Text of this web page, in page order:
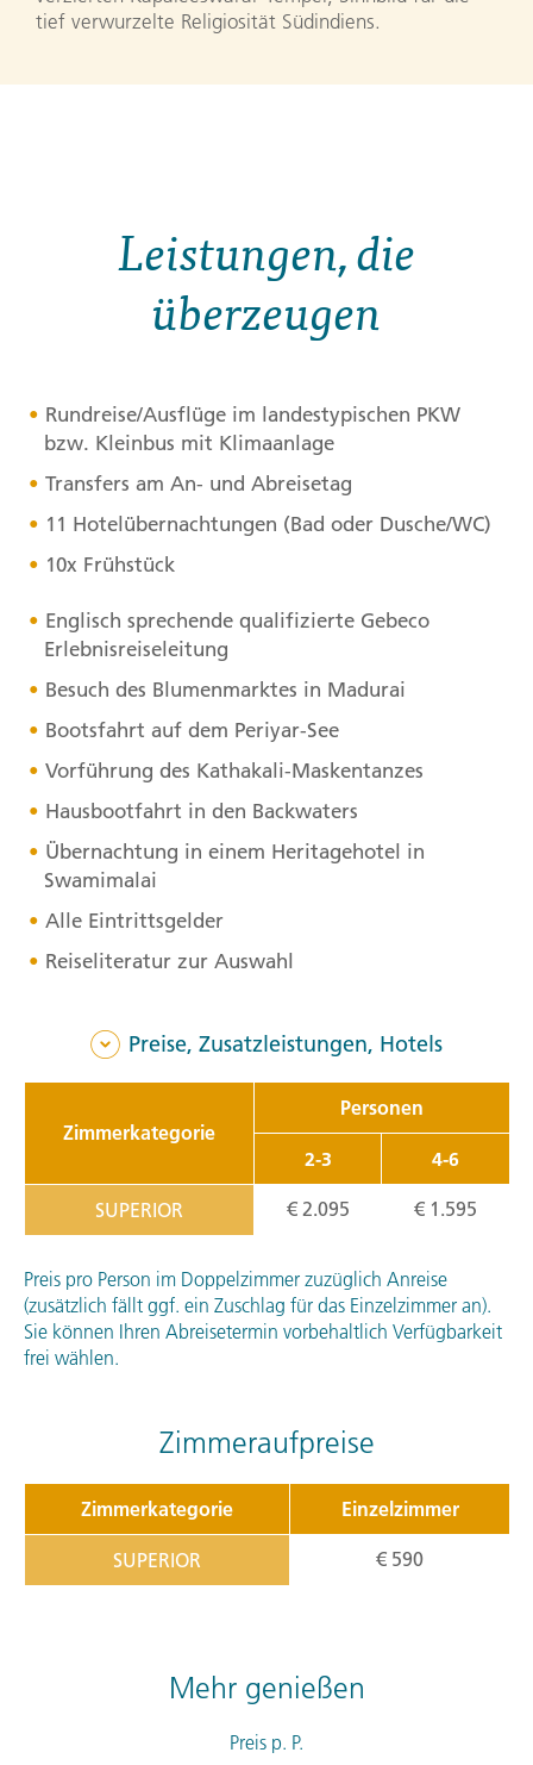
tief verwurzelte Religiosität Südindiens.
Leistungen, die
überzeugen
Rundreise/Ausflüge im landestypischen PKW
bzw. Kleinbus mit Klimaanlage
Transfers am An- und Abreisetag
11 Hotelübernachtungen (Bad oder Dusche/WC)
10x Frühstück
Englisch sprechende qualifizierte Gebeco
Erlebnisreiseleitung
Besuch des Blumenmarktes in Madurai
Bootsfahrt auf dem Periyar-See
Vorführung des Kathakali-Maskentanzes
Hausbootfahrt in den Backwaters
Übernachtung in einem Heritagehotel in
Swamimalai
Alle Eintrittsgelder
Reiseliteratur zur Auswahl
Preise, Zusatzleistungen, Hotels
Zimmerkategorie
Personen
2-3 4-6
SUPERIOR € 2.095 € 1.595
Preis pro Person im Doppelzimmer zuzüglich Anreise
(zusätzlich fällt ggf. ein Zuschlag für das Einzelzimmer an).
Sie können Ihren Abreisetermin vorbehaltlich Verfügbarkeit
frei wählen.
Zimmeraufpreise
Zimmerkategorie Einzelzimmer
SUPERIOR € 590
Mehr genießen
Preis p. P.